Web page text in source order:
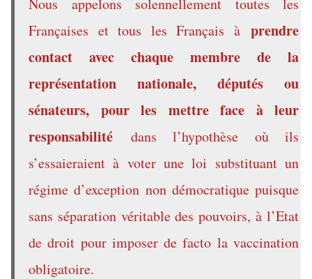
Nous appelons solennellement toutes les
Françaises et tous les Français à prendre
contact avec chaque membre de la
représentation nationale, députés ou
sénateurs, pour les mettre face à leur
responsabilité dans l’hypothèse où ils
s’essaieraient à voter une loi substituant un
régime d’exception non démocratique puisque
sans séparation véritable des pouvoirs, à l’Etat
de droit pour imposer de facto la vaccination
obligatoire.